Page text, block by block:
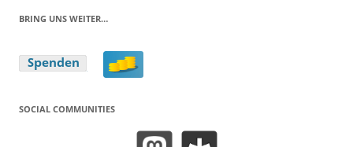
BRING UNS WEITER…
SOCIAL COMMUNITIES